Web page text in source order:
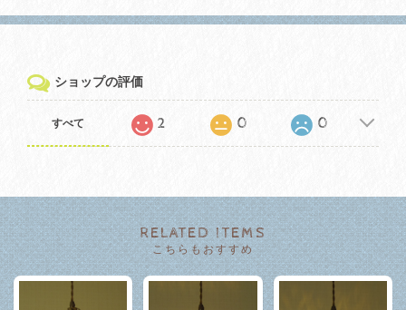
ショップの評価
すべて 2 0 0
RELATED ITEMS
こちらもおすすめ